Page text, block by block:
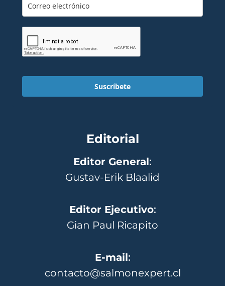
Suscríbete
Editorial
Editor General:
Gustav-Erik Blaalid
Editor Ejecutivo:
Gian Paul Ricapito
E-mail:
contacto@salmonexpert.cl